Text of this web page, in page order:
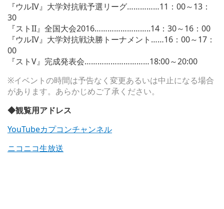
『ウルIV』大学対抗戦予選リーグ……………11：00～13：
30
『ストII』全国大会2016……………………..14：30～16：00
『ウルIV』大学対抗戦決勝トーナメント……16：00～17：
00
『ストV』完成発表会…………………………18:00～20:00
※イベントの時間は予告なく変更あるいは中止になる場合
があります。あらかじめご了承ください。
◆観覧用アドレス
YouTubeカプコンチャンネル
ニコニコ生放送